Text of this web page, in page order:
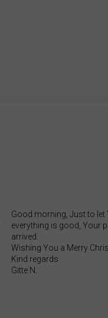
Good morning, Just to let
everything is good, Your
arrived.
Wishing You a Merry
Kind regards
Gitte N.